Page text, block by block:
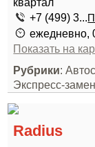
+7 (499) 3...
ежедневно,
Показать на
Рубрики:
Экспресс-
Radius